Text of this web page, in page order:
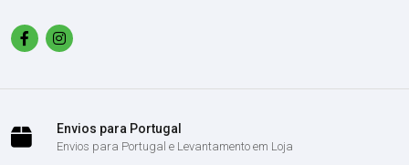
Envios para Portugal
Envios para Portugal e Levantamento em Loja